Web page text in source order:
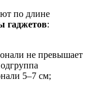
по длине
гаджетов:
не превышает
5–7 см;